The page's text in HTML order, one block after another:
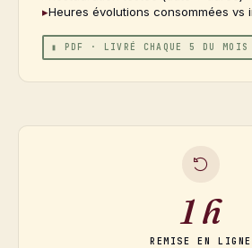
Heures évolutions consommées vs
▮ PDF · LIVRÉ CHAQUE 5 DU MOIS
1 h
REMISE EN LIGNE